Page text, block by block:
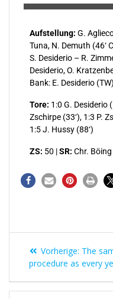
Aufstellung: G.
Tuna, N. Demuth (46‘
S. Desiderio – R.
Desiderio, O.
Bank: E. Desiderio
Tore: 1:0 G. Desiderio
Zschirpe (33‘), 1:3 P.
1:5 J. Hussy (88‘)
ZS: 50 |SR: Chr. Böing
Vorherige: The
procedure as every